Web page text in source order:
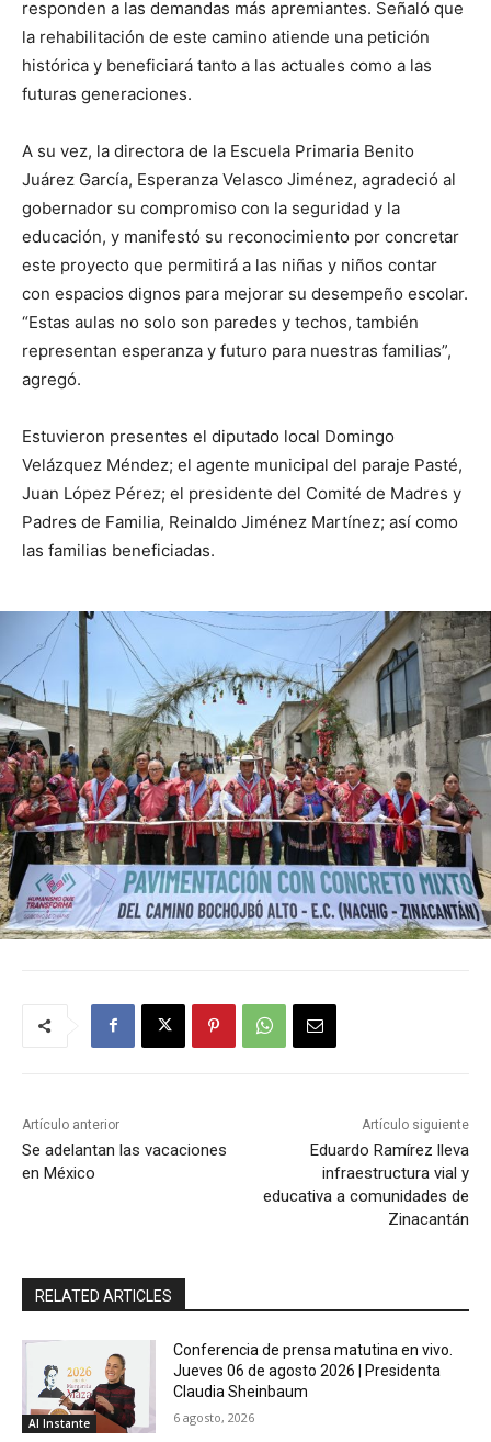
responden a las demandas más apremiantes. Señaló que
la rehabilitación de este camino atiende una petición
histórica y beneficiará tanto a las actuales como a las
futuras generaciones.
A su vez, la directora de la Escuela Primaria Benito
Juárez García, Esperanza Velasco Jiménez, agradeció al
gobernador su compromiso con la seguridad y la
educación, y manifestó su reconocimiento por concretar
este proyecto que permitirá a las niñas y niños contar
con espacios dignos para mejorar su desempeño escolar.
“Estas aulas no solo son paredes y techos, también
representan esperanza y futuro para nuestras familias”,
agregó.
Estuvieron presentes el diputado local Domingo
Velázquez Méndez; el agente municipal del paraje Pasté,
Juan López Pérez; el presidente del Comité de Madres y
Padres de Familia, Reinaldo Jiménez Martínez; así como
las familias beneficiadas.
Artículo anterior
Se adelantan las vacaciones
en México
Artículo siguiente
Eduardo Ramírez lleva
infraestructura vial y
educativa a comunidades de
Zinacantán
RELATED ARTICLES
Al Instante
Conferencia de prensa matutina en vivo.
Jueves 06 de agosto 2026 | Presidenta
Claudia Sheinbaum
6 agosto, 2026